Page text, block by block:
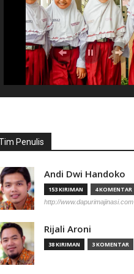
Penulis
Andi Dwi Handoko
153 KIRIMAN 4 KOMENTAR
http://www.dapurimajinasi.com
Rijali Aroni
38 KIRIMAN 3 KOMENTAR